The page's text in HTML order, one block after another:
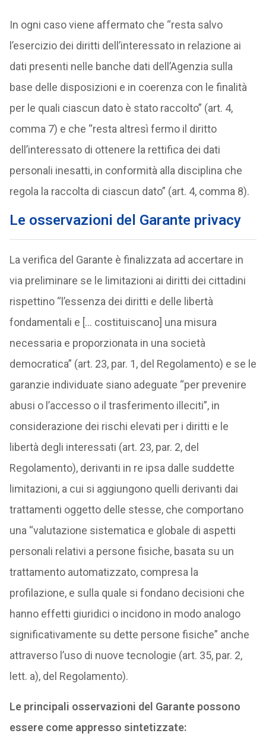
In ogni caso viene affermato che “resta salvo
l’esercizio dei diritti dell’interessato in relazione ai
dati presenti nelle banche dati dell’Agenzia sulla
base delle disposizioni e in coerenza con le finalità
per le quali ciascun dato è stato raccolto” (art. 4,
comma 7) e che “resta altresì fermo il diritto
dell’interessato di ottenere la rettifica dei dati
personali inesatti, in conformità alla disciplina che
regola la raccolta di ciascun dato” (art. 4, comma 8).
Le osservazioni del Garante privacy
La verifica del Garante è finalizzata ad accertare in
via preliminare se le limitazioni ai diritti dei cittadini
rispettino “l’essenza dei diritti e delle libertà
fondamentali e [… costituiscano] una misura
necessaria e proporzionata in una società
democratica” (art. 23, par. 1, del Regolamento) e se le
garanzie individuate siano adeguate “per prevenire
abusi o l’accesso o il trasferimento illeciti”, in
considerazione dei rischi elevati per i diritti e le
libertà degli interessati (art. 23, par. 2, del
Regolamento), derivanti in re ipsa dalle suddette
limitazioni, a cui si aggiungono quelli derivanti dai
trattamenti oggetto delle stesse, che comportano
una “valutazione sistematica e globale di aspetti
personali relativi a persone fisiche, basata su un
trattamento automatizzato, compresa la
profilazione, e sulla quale si fondano decisioni che
hanno effetti giuridici o incidono in modo analogo
significativamente su dette persone fisiche” anche
attraverso l’uso di nuove tecnologie (art. 35, par. 2,
lett. a), del Regolamento).
Le principali osservazioni del Garante possono
essere come appresso sintetizzate: